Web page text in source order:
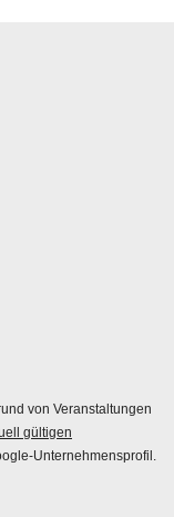
von Veranstaltungen
gültigen
Unternehmensprofil.